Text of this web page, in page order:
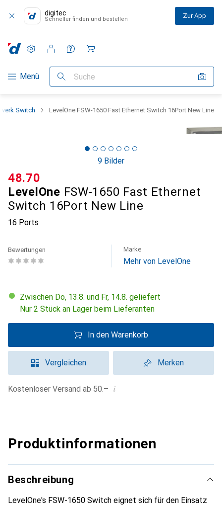
digitec
Schneller finden und bestellen Zur App
Navigation nach Kategorien
Menü Suche
Einstellungen
Kundenkonto
Vergleichslisten
Merklisten
Warenkorb
Switch LevelOne FSW-1650 Fast Ethernet Switch 16Port New Line
9 Bilder
LevelOne FSW-1650 Fast Ethernet
Switch 16Port New Line
16 Ports
CHF
48.70
Bewertungen Marke
Mehr von LevelOne
Zwischen Do, 13.8. und Fr, 14.8. geliefert
Nur 2 Stück an Lager beim Lieferanten
In den Warenkorb
Vergleichen Merken
Kostenloser Versand ab 50.– i
Produktinformationen
Beschreibung
LevelOne's FSW-1650 Switch eignet sich für den Einsatz